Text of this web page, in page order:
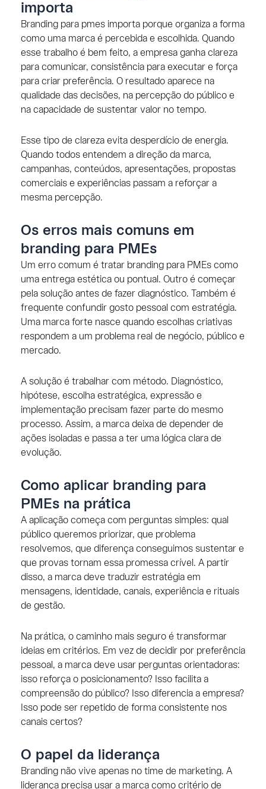
importa
Branding para pmes importa porque organiza a forma
como uma marca é percebida e escolhida. Quando
esse trabalho é bem feito, a empresa ganha clareza
para comunicar, consistência para executar e força
para criar preferência. O resultado aparece na
qualidade das decisões, na percepção do público e
na capacidade de sustentar valor no tempo.
Esse tipo de clareza evita desperdício de energia.
Quando todos entendem a direção da marca,
campanhas, conteúdos, apresentações, propostas
comerciais e experiências passam a reforçar a
mesma percepção.
Os erros mais comuns em
branding para PMEs
Um erro comum é tratar branding para PMEs como
uma entrega estética ou pontual. Outro é começar
pela solução antes de fazer diagnóstico. Também é
frequente confundir gosto pessoal com estratégia.
Uma marca forte nasce quando escolhas criativas
respondem a um problema real de negócio, público e
mercado.
A solução é trabalhar com método. Diagnóstico,
hipótese, escolha estratégica, expressão e
implementação precisam fazer parte do mesmo
processo. Assim, a marca deixa de depender de
ações isoladas e passa a ter uma lógica clara de
evolução.
Como aplicar branding para
PMEs na prática
A aplicação começa com perguntas simples: qual
público queremos priorizar, que problema
resolvemos, que diferença conseguimos sustentar e
que provas tornam essa promessa crível. A partir
disso, a marca deve traduzir estratégia em
mensagens, identidade, canais, experiência e rituais
de gestão.
Na prática, o caminho mais seguro é transformar
ideias em critérios. Em vez de decidir por preferência
pessoal, a marca deve usar perguntas orientadoras:
isso reforça o posicionamento? Isso facilita a
compreensão do público? Isso diferencia a empresa?
Isso pode ser repetido de forma consistente nos
canais certos?
O papel da liderança
Branding não vive apenas no time de marketing. A
liderança precisa usar a marca como critério de